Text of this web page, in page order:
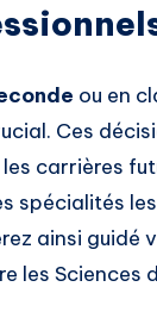
ou en
Ces
carrières
spécialités
ainsi guidé
les Sciences